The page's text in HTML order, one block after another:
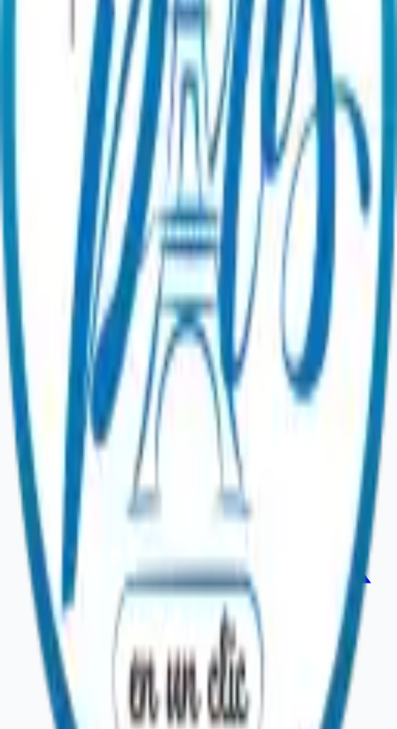
Condiciones Generales de Venta Aviso legalPolítica de
privacidad Política de gestión de reseñas
Preferencias de cookies
Paris en un Clic. Todos los derechos
reservados.